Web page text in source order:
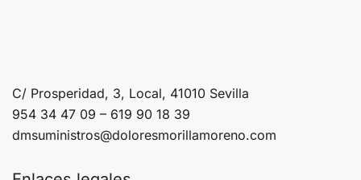
C/ Prosperidad, 3, Local, 41010 Sevilla
954 34 47 09 – 619 90 18 39
dmsuministros@doloresmorillamoreno.com